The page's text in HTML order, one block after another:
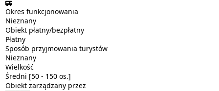
Okres funkcjonowania
Nieznany
Obiekt płatny/bezpłatny
Płatny
Sposób przyjmowania turystów
Nieznany
Wielkość
Średni [50 - 150 os.]
Obiekt zarządzany przez